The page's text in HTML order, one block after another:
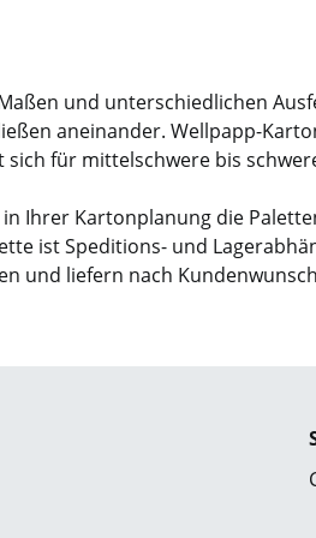
und unterschiedlichen
aneinander. Wellpapp-
für mittelschwere bis
Ihrer Kartonplanung die
ist Speditions- und
und liefern nach